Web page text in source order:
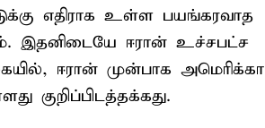
எதிராக உள்ள பயங்கரவாத
இதனிடையே ஈரான் உச்சபட்ச
ஈரான் முன்பாக அமெரிக்கா
குறிப்பிடத்தக்கது.